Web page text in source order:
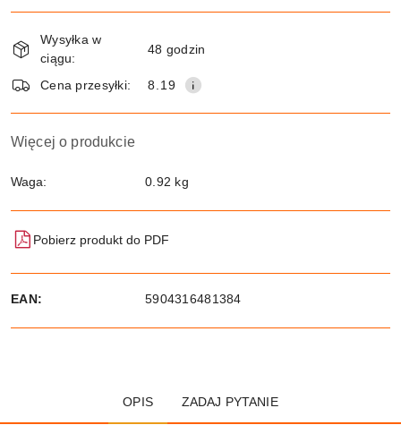
i
dostawa
Wysyłka w
ciągu:
48 godzin
Cena przesyłki: 8.19
Więcej o produkcie
Waga: 0.92 kg
Pobierz produkt do PDF
EAN: 5904316481384
OPIS ZADAJ PYTANIE